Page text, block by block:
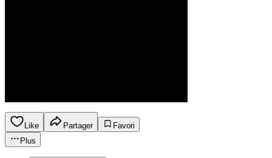
Like Partager
Favori
Plus